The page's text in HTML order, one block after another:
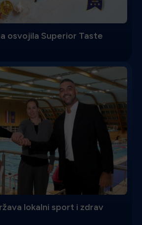
osvojila Superior Taste
lokalni sport i zdrav